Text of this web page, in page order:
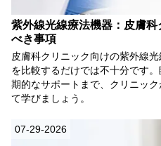
紫外線光線療法機器：皮膚
べき事項
皮膚科クリニック向けの紫外線
を比較するだけでは不十分です
期的なサポートまで、クリニッ
て学びましょう。
07-29-2026